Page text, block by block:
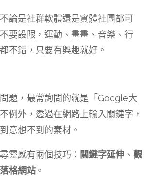
論是社群軟體還是實體社團都可
要設限，運動、畫畫、音樂、行
不錯，只要有興趣就好。
題，最常詢問的就是「Google大
例外，透過在網路上輸入關鍵字，
意想不到的素材。
靈感有兩個技巧： 關鍵字延伸、 觀
格網站。